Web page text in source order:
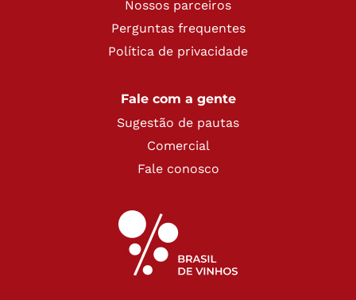
Nossos parceiros
Perguntas frequentes
Política de privacidade
Fale com a gente
Sugestão de pautas
Comercial
Fale conosco